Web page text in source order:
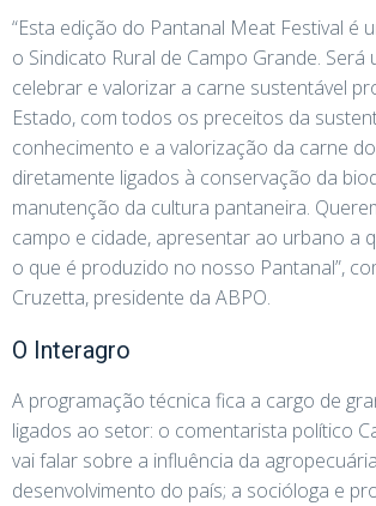
“Esta edição do Pantanal Meat Festival é
o Sindicato Rural de Campo Grande. Será
celebrar e valorizar a carne sustentável
Estado, com todos os preceitos da
conhecimento e a valorização da carne
diretamente ligados à conservação da
manutenção da cultura pantaneira.
campo e cidade, apresentar ao urbano a
o que é produzido no nosso Pantanal”,
Cruzetta, presidente da ABPO.
O Interagro
A programação técnica fica a cargo de
ligados ao setor: o comentarista político
vai falar sobre a influência da
desenvolvimento do país; a socióloga e